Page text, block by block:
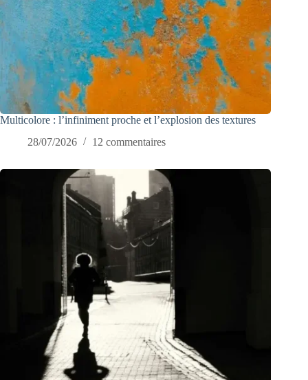
Multicolore : l’infiniment proche et l’explosion des textures
28/07/2026
12 commentaires